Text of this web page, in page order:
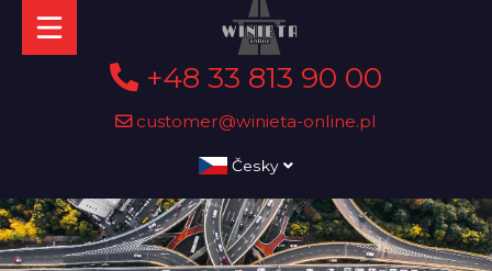
+48 33 813 90 00
customer@winieta-online.pl
Česky